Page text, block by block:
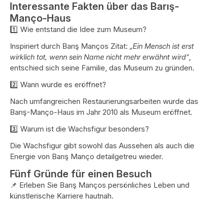
Interessante Fakten über das Barış-
Manço-Haus
1️⃣ Wie entstand die Idee zum Museum?
Inspiriert durch Barış Manços Zitat: „Ein Mensch ist erst
wirklich tot, wenn sein Name nicht mehr erwähnt wird“,
entschied sich seine Familie, das Museum zu gründen.
2️⃣ Wann wurde es eröffnet?
Nach umfangreichen Restaurierungsarbeiten wurde das
Barış-Manço-Haus im Jahr 2010 als Museum eröffnet.
3️⃣ Warum ist die Wachsfigur besonders?
Die Wachsfigur gibt sowohl das Aussehen als auch die
Energie von Barış Manço detailgetreu wieder.
Fünf Gründe für einen Besuch
📌 Erleben Sie Barış Manços persönliches Leben und
künstlerische Karriere hautnah.